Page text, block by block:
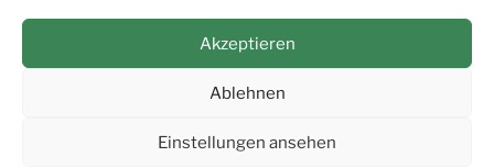
Akzeptieren
Ablehnen
Einstellungen ansehen
Twitch